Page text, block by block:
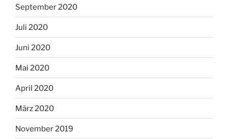
September 2020
Juli 2020
Juni 2020
Mai 2020
April 2020
März 2020
November 2019